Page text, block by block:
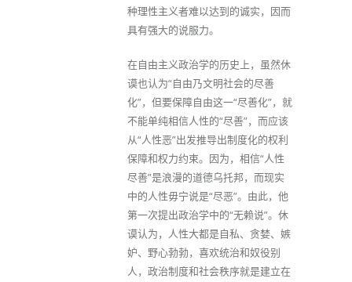
种理性主义者难以达到的诚实，因而
具有强大的说服力。
在自由主义政治学的历史上，虽然休
谟也认为“自由乃文明社会的尽善
化”，但要保障自由这一“尽善化”，就
不能单纯相信人性的“尽善”，而应该
从“人性恶”出发推导出制度化的权利
保障和权力约束。因为，相信“人性
尽善”是浪漫的道德乌托邦，而现实
中的人性毋宁说是“尽恶”。由此，他
第一次提出政治学中的“无赖说”。休
谟认为，人性大都是自私、贪婪、嫉
妒、野心勃勃，喜欢统治和奴役别
人，政治制度和社会秩序就是建立在